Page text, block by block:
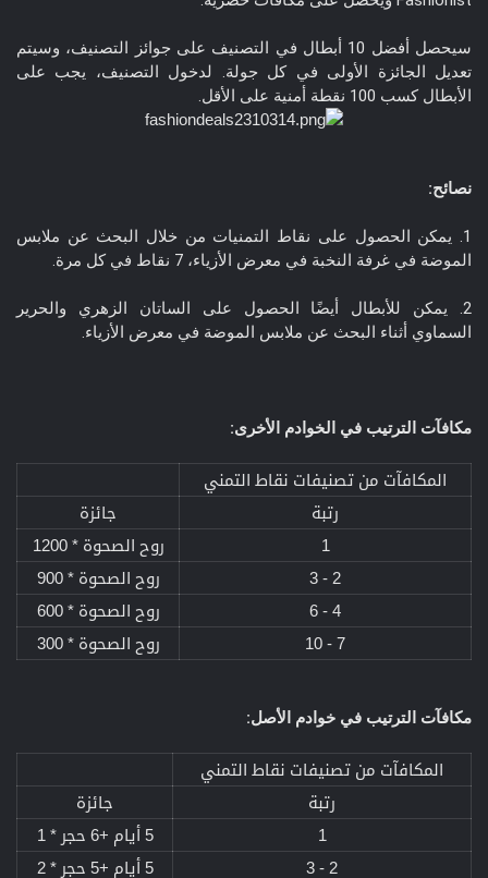
سيحصل أفضل 10 أبطال في التصنيف على جوائز التصنيف، وسيتم
تعديل الجائزة الأولى في كل جولة. لدخول التصنيف، يجب على
الأبطال كسب 100 نقطة أمنية على الأقل.
نصائح:
1. يمكن الحصول على نقاط التمنيات من خلال البحث عن ملابس
الموضة في غرفة النخبة في معرض الأزياء، 7 نقاط في كل مرة.
2. يمكن للأبطال أيضًا الحصول على الساتان الزهري والحرير
السماوي أثناء البحث عن ملابس الموضة في معرض الأزياء.
مكافآت الترتيب في الخوادم الأخرى:
المكافآت من تصنيفات نقاط التمني​
رتبة​
جائزة​
1​
روح الصحوة * 1200​
2 - 3​
روح الصحوة * 900​
4 - 6​
روح الصحوة * 600​
7 - 10​
روح الصحوة * 300​
مكافآت الترتيب في خوادم الأصل:
المكافآت من تصنيفات نقاط التمني​
رتبة​
جائزة​
1​
5 أيام +6 حجر * 1​
2 - 3​
5 أيام +5 حجر * 2​